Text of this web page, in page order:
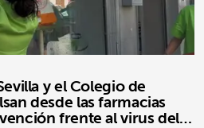
y el Colegio de
desde las farmacias
frente al virus del